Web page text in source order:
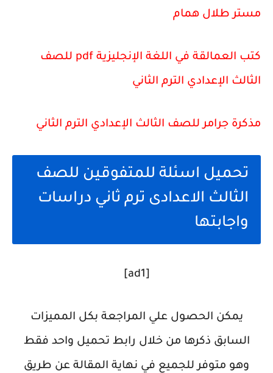
مستر طلال همام
كتب العمالقة في اللغة الإنجليزية pdf للصف
الثالث الإعدادي الترم الثاني
مذكرة جرامر للصف الثالث الإعدادي الترم الثاني
تحميل اسئلة للمتفوقين للصف
الثالث الاعدادى ترم ثاني دراسات
واجابتها
[ad1]
يمكن الحصول علي المراجعة بكل المميزات
السابق ذكرها من خلال رابط تحميل واحد فقط
وهو متوفر للجميع في نهاية المقالة عن طريق